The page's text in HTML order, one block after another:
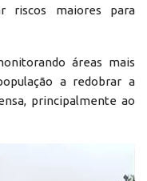
riscos maiores para
áreas mais
a redobrar a
principalmente ao